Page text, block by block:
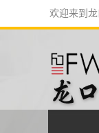
欢迎来到